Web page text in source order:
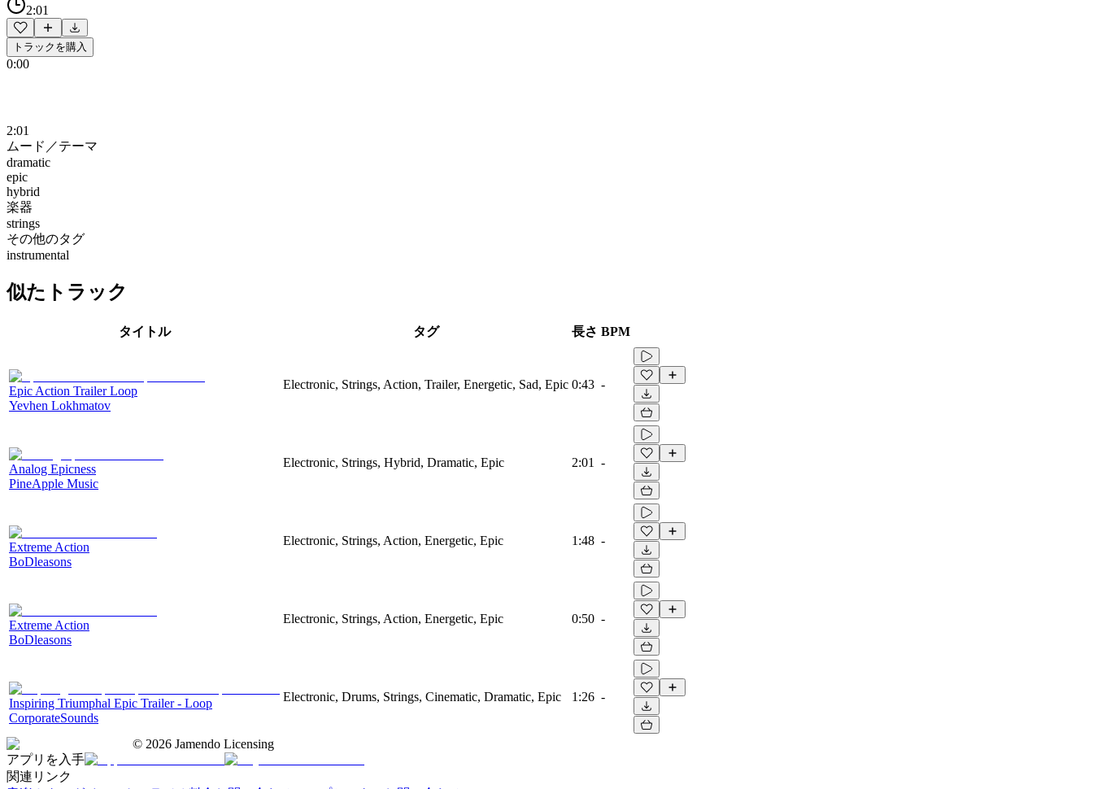
2:01
トラックを購入
0:00
2:01
ムード／テーマ
dramatic
epic
hybrid
楽器
strings
その他のタグ
instrumental
似たトラック
タイトル タグ 長さ BPM
Epic Action Trailer Loop
Yevhen Lokhmatov
Electronic, Strings, Action, Trailer, Energetic, Sad, Epic 0:43 -
Analog Epicness
PineApple Music
Electronic, Strings, Hybrid, Dramatic, Epic 2:01 -
Extreme Action
BoDleasons
Electronic, Strings, Action, Energetic, Epic 1:48 -
Extreme Action
BoDleasons
Electronic, Strings, Action, Energetic, Epic 0:50 -
Inspiring Triumphal Epic Trailer - Loop
CorporateSounds
Electronic, Drums, Strings, Cinematic, Dramatic, Epic 1:26 -
© 2026 Jamendo Licensing
アプリを入手
関連リンク